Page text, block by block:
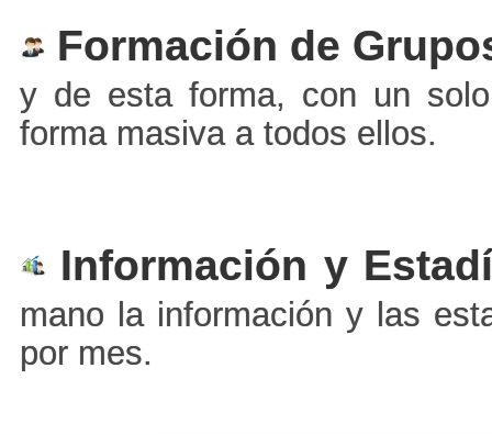
Formación de
y de esta forma, con un
forma masiva a todos ellos.
Información y
mano la información y las
por mes.